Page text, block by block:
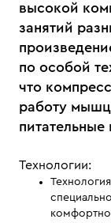
высокой
занятий
по особой
что
работу
питательные
Технологии:
Технология